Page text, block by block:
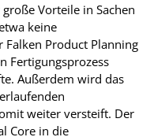
Vorteile in Sachen
keine
Falken Product Planning
Fertigungsprozess
Außerdem wird das
weiter versteift. Der
Core in die